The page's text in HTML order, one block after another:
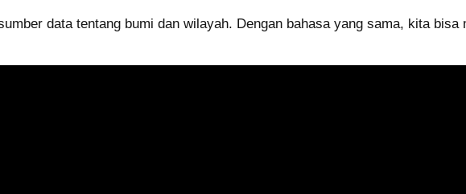
data tentang bumi dan wilayah. Dengan bahasa yang sama, kita bisa